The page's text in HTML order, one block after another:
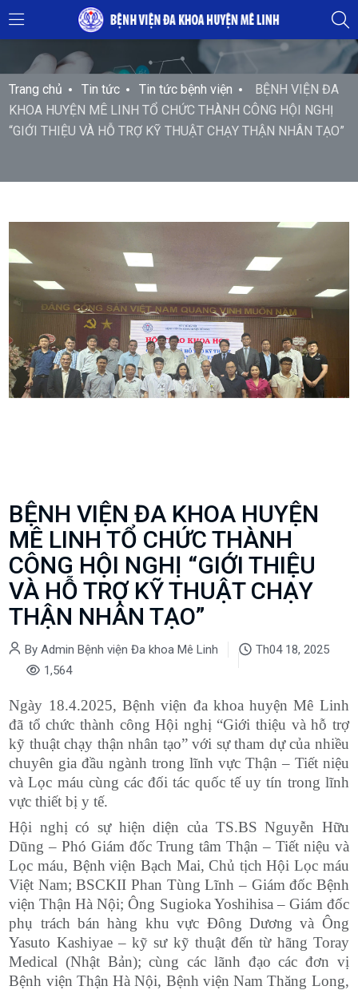
Trang chủ Tin tức Tin tức bệnh viện
BỆNH VIỆN ĐA
KHOA HUYỆN MÊ LINH TỔ CHỨC THÀNH CÔNG HỘI NGHỊ
“GIỚI THIỆU VÀ HỖ TRỢ KỸ THUẬT CHẠY THẬN NHÂN TẠO”
BỆNH VIỆN ĐA KHOA HUYỆN
MÊ LINH TỔ CHỨC THÀNH
CÔNG HỘI NGHỊ “GIỚI THIỆU
VÀ HỖ TRỢ KỸ THUẬT CHẠY
THẬN NHÂN TẠO”
By Admin Bệnh viện Đa khoa Mê Linh
Th04 18, 2025
1,564
Ngày 18.4.2025, Bệnh viện đa khoa huyện Mê Linh
đã tổ chức thành công Hội nghị “Giới thiệu và hỗ trợ
kỹ thuật chạy thận nhân tạo” với sự tham dự của nhiều
chuyên gia đầu ngành trong lĩnh vực Thận – Tiết niệu
và Lọc máu cùng các đối tác quốc tế uy tín trong lĩnh
vực thiết bị y tế.
Hội nghị có sự hiện diện của TS.BS Nguyễn Hữu
Dũng – Phó Giám đốc Trung tâm Thận – Tiết niệu và
Lọc máu, Bệnh viện Bạch Mai, Chủ tịch Hội Lọc máu
Việt Nam; BSCKII Phan Tùng Lĩnh – Giám đốc Bệnh
viện Thận Hà Nội; Ông Sugioka Yoshihisa – Giám đốc
phụ trách bán hàng khu vực Đông Dương và Ông
Yasuto Kashiyae – kỹ sư kỹ thuật đến từ hãng Toray
Medical (Nhật Bản); cùng các lãnh đạo các đơn vị
Bệnh viện Thận Hà Nội, Bệnh viện Nam Thăng Long,